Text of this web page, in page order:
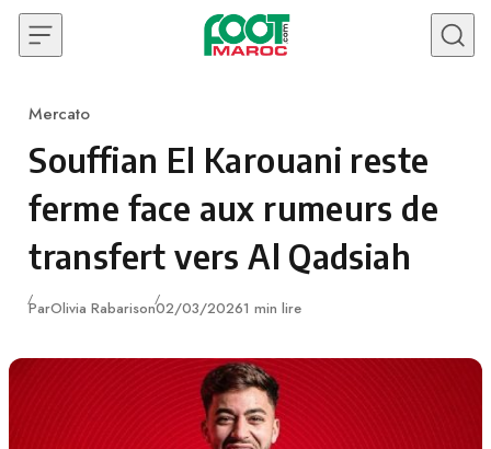
Skip to content
Category
Mercato
Souffian El Karouani reste
ferme face aux rumeurs de
transfert vers Al Qadsiah
ParOlivia RabarisonPublié
02/03/20261 min lire